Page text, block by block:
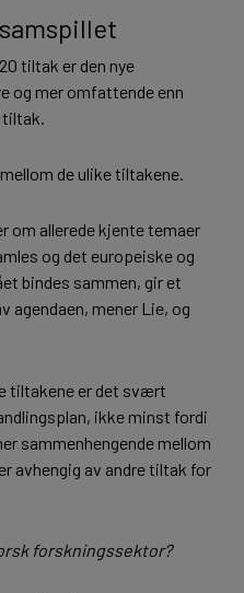
tiltak er den nye
og mer omfattende enn
tiltak.
de ulike tiltakene.
om allerede kjente temaer
og det europeiske og
bindes sammen, gir et
agendaen, mener Lie, og
tiltakene er det svært
ikke minst fordi
sammenhengende mellom
avhengig av andre tiltak for
forskningssektor?